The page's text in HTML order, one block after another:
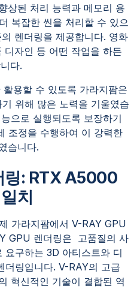
상된 처리 능력과 메모리 용
복잡한 씬을 처리할 수 있으
렌더링을 제공합니다. 영화
자인 등 어떤 작업을 하든
다.
용할 수 있도록 가라지팜은
위해 많은 노력을 기울였습
으로 실행되도록 보장하기
조정을 수행하여 이 강력한
습니다.
링: RTX A5000
치
가라지팜에서 V-RAY GPU
GPU 렌더링은 고품질의 사
요구하는 3D 아티스트와 디
더링입니다. V-RAY의 고급
혁신적인 기술이 결합된 역